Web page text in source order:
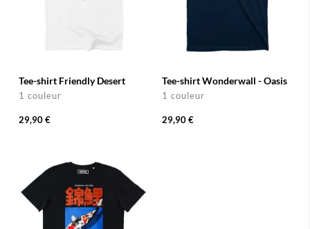
Tee-shirt Friendly Desert
1 couleur
29,90 €
Tee-shirt Wonderwall - Oasis
1 couleur
29,90 €